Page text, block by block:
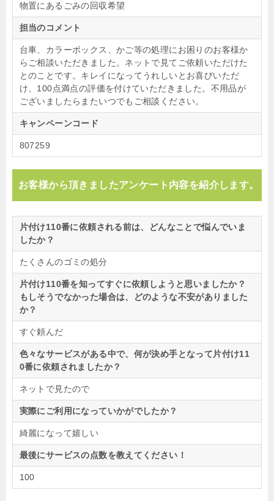
物置にあるごみの回収希望
担当のコメント
台車、カラーボックス、かご等の処理にお困りのお客様か
らご相談いただきました。ネットで見てご依頼いただけた
とのことです。キレイになってうれしいとお喜びいただ
け、100点満点の評価を付けていただきました。不用品が
ございましたらまたいつでもご相談ください。
キャンペーンコード
807259
お客様から頂きましたアンケート内容を紹介します。
片付け110番に依頼される前は、どんなことで悩んでいま
したか？
たくさんのゴミの処分
片付け110番を知ってすぐに依頼しようと思いましたか？
もしそうでなかった場合は、どのような不安がありました
か？
すぐ頼んだ
色々なサービスがある中で、何が決め手となって片付け11
0番に依頼されましたか？
ネットで見たので
実際にご利用になっていかがでしたか？
綺麗になって嬉しい
最後にサービスの点数を教えてください！
100